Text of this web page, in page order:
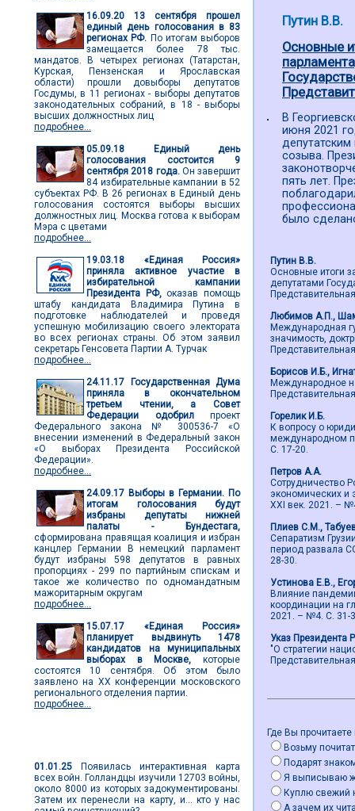
16.09.20
13 сентября прошел
единый день голосования в 83
регионах РФ. По итогам выборов
замещается более 78 тыс.
мандатов. В четырех регионах (Татарстан,
Курская, Пензенская и Ярославская
области) прошли довыборы депутатов
Госдумы, в 11 регионах - выборы депутатов
законодательных собраний, в 18 - выборы
высших должностных лиц
подробнее...
05.09.18
Единый день
голосования состоится 9
сентября 2018 года.Он завершит
84 избирательные кампании в 52
субъектах РФ. В 26 регионах в Единый день
голосования состоятся выборы высших
должностных лиц. Москва готова к выборам
Мэра с цветами
подробнее...
19.03.18
«Единая Россия»
приняла активное участие в
избирательной кампании
Президента РФ,оказав помощь
штабу кандидата Владимира Путина в
подготовке наблюдателей и проведя
успешную мобилизацию своего электората
во всех регионах страны. Об этом заявил
секретарь Генсовета Партии А. Турчак
подробнее...
24.11.17
Государственная Дума
приняла в окончательном
третьем чтении, а Совет
Федерации одобрил проект
Федерального закона № 300536-7 «О
внесении изменений в Федеральный закон
«О выборах Президента Российской
Федерации».
подробнее...
24.09.17 Выборы в Германии. По
итогам голосования будут
избраны депутаты нижней
палаты - Бундестага,
сформирована правящая коалиция и избран
канцлер Германии В немецкий парламент
будут избраны 598 депутатов в равных
пропорциях - 299 по партийным спискам и
такое же количество по одномандатным
мажоритарным округам
подробнее...
15.07.17
«Единая Россия»
планирует выдвинуть 1478
кандидатов на муниципальных
выборах в Москве, которые
состоятся 10 сентября. Об этом было
заявлено на ХХ конференции московского
регионального отделения партии.
подробнее...
01.01.25 Появилась интерактивная карта
всех войн. Голландцы изучили 12703 войны,
около 8000 из которых задокументированы.
Затем их перенесли на карту, и... кто у нас
Путин В.В.
Основные
В
июня 2021
созыва.
пять лет.
было
Путин В.В.
Основные итоги
депутатами
Любимов А.П.,
Международная
значимость,
Борисов И.Б.,
Международное
Горелик И.Б.
К вопросу о
международном
С. 17-20.
Петров А.А.
Сотрудничество
экономических и
ХХI век. 2021. –
Плиев С.М.,
Сепаратизм
период развала
28-30.
Устинова Е.В.,
Влияние
координации на
2021. – №4. С. 31-
Указ Президента
"О стратегии
Где Вы прочитаете
Возьму
Подарят
Я выписываю
Куплю свежий
А зачем их